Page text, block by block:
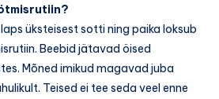
üksteisest sotti ning paika loksub
Beebid jätavad öised
Mõned imikud magavad juba
Teised ei tee seda veel enne